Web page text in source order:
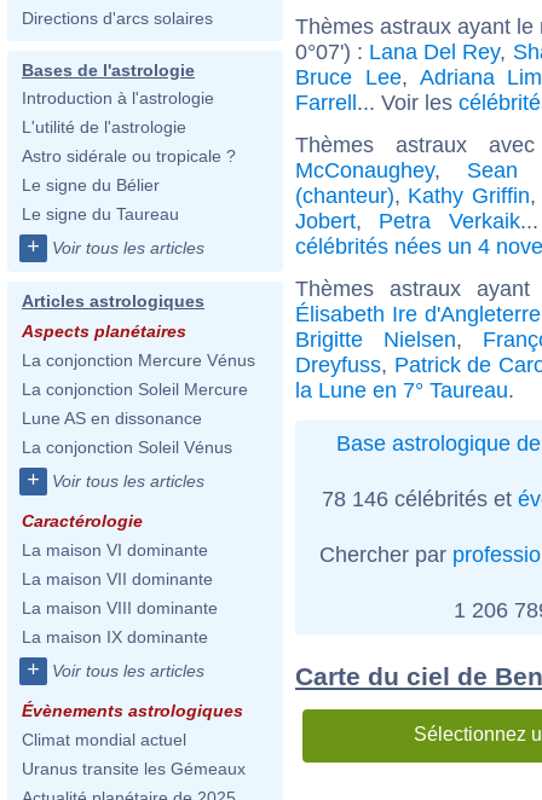
Directions d'arcs solaires
Bases de l'astrologie
Introduction à l'astrologie
L'utilité de l'astrologie
Astro sidérale ou tropicale ?
Le signe du Bélier
Le signe du Taureau
+ Voir tous les articles
Articles astrologiques
Aspects planétaires
La conjonction Mercure Vénus
La conjonction Soleil Mercure
Lune AS en dissonance
La conjonction Soleil Vénus
+ Voir tous les articles
Caractérologie
La maison VI dominante
La maison VII dominante
La maison VIII dominante
La maison IX dominante
+ Voir tous les articles
Évènements astrologiques
Climat mondial actuel
Uranus transite les Gémeaux
Thèmes astraux ayant
0°07') : Lana Del Rey,
Bruce Lee, Adriana
Farrell... Voir les
Thèmes astraux
McConaughey, Sean
(chanteur), Kathy Griffin
Jobert, Petra Verkaik
célébrités nées un 4
Thèmes astraux
Élisabeth Ire d'Angleterre
Brigitte Nielsen,
Dreyfuss, Patrick de
la Lune en 7° Taureau.
Base astrologique
78 146 célébrités et
Chercher par
1 206
Carte du ciel de
Sélectionnez